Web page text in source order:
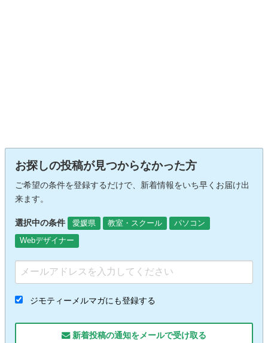
お探しの投稿が見つからなかった方
ご希望の条件を登録するだけで、新着情報をいち早くお届け出
来ます。
選択中の条件 愛媛県 教室・スクール
パソコン
Webデザイナー
ジモティーメルマガにも登録する
新着投稿の通知をメールで受け取る